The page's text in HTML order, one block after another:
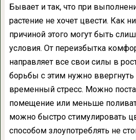
Бывает и так, что при
растение не хочет цвести. Как
причиной этого могут быть
условия. От переизбытка
направляет все свои силы в
борьбы с этим нужно
временный стресс. Можно
помещение или меньше
можно быстро стимулировать
способом злоупотреблять не